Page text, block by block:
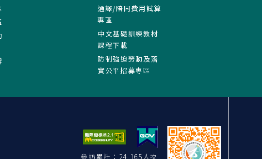
通譯/陪同費用試算
專區
中文基礎訓練教材
課程下載
防制強迫勞動及落
實公平招募專區
參訪累計：24,165人次